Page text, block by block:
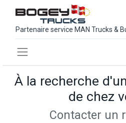
Partenaire service MAN Trucks &
À la recherche
de chez
Contacter un